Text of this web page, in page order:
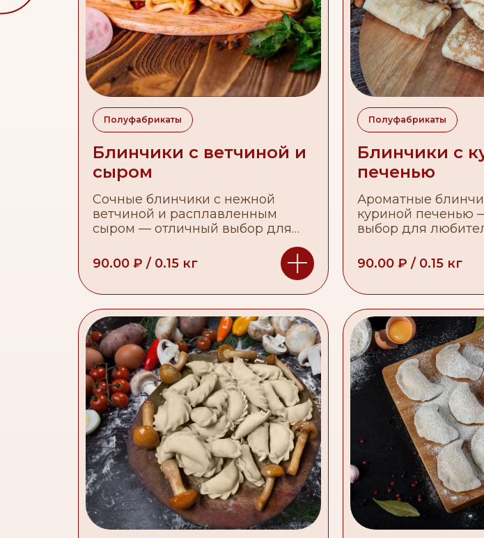
Полуфабрикаты
Блинчики с ветчиной и
сыром
Сочные блинчики с нежной
ветчиной и расплавленным
сыром — отличный выбор для
закусок.
90.00 ₽ / 0.15 кг
Полуфабрикаты
Блинчики с
печенью
Ароматные
куриной печенью
выбор для
необычных
90.00 ₽ / 0.15 кг